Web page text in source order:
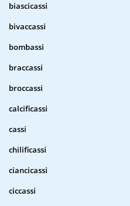
biascicassi
bivaccassi
bombassi
braccassi
broccassi
calcificassi
cassi
chilificassi
ciancicassi
ciccassi